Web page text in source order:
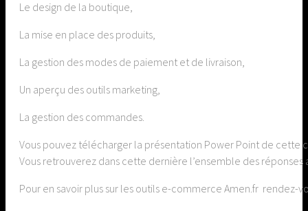
Le design de la boutique,
La mise en place des produits,
La gestion des modes de paiement et de livraison,
Un aperçu des outils marketing,
La gestion des commandes.
Vous pouvez télécharger la présentation Power Point de cette
Vous retrouverez dans cette dernière l’ensemble des
Pour en savoir plus sur les outils e-commerce Amen.fr rendez-